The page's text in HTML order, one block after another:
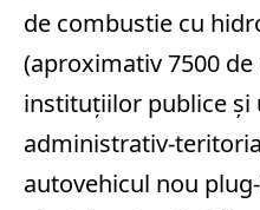
de combustie cu
(aproximativ 7500 de
instituțiilor publice și
administrativ-
autovehicul nou